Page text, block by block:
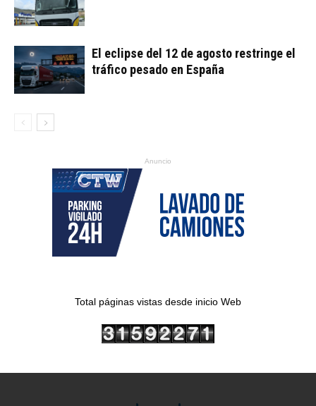
El eclipse del 12 de agosto restringe el
tráfico pesado en España
Anuncio
Total páginas vistas desde inicio Web